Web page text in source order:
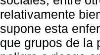
relativamente
supone esta
que grupos de la